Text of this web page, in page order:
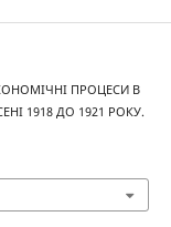
ПРОЦЕСИ В
1918 ДО 1921 РОКУ.